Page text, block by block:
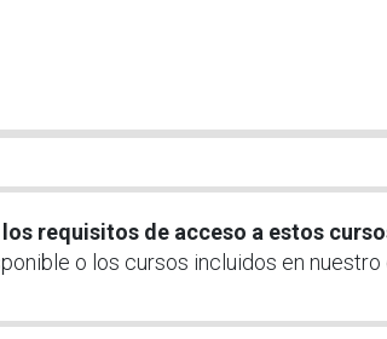
requisitos de acceso a estos
o los cursos incluidos en